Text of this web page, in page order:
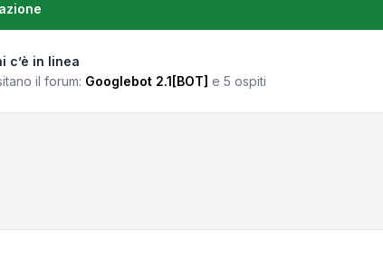
c’è in linea
il forum: Googlebot 2.1[BOT] e 5 ospiti